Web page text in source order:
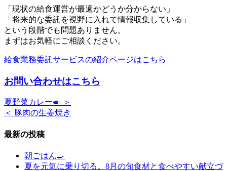
「現状の給食運営が最適かどうか分からない」
「将来的な委託を視野に入れて情報収集している」
という段階でも問題ありません。
まずはお気軽にご相談ください。
給食業務委託サービスの紹介ページはこちら
お問い合わせはこちら
夏野菜カレー🍛 ＞
＜ 豚肉の生姜焼き
最新の投稿
朝ごはん🍳
夏を元気に乗り切る。8月の旬食材と食べやすい献立づ